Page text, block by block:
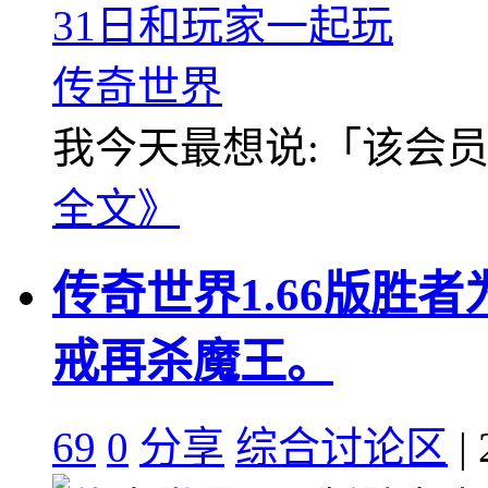
我今天最想说:「该会
全文》
传奇世界1.66版胜者
戒再杀魔王。
69 0 分享 综合讨论区 |